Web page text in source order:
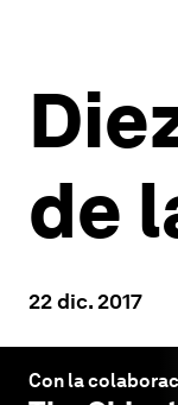
de
22 dic. 2017
Con la